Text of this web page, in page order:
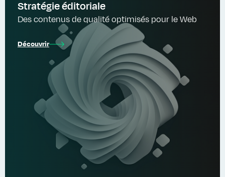
Stratégie éditoriale
Des contenus de qualité optimisés pour le Web
Découvrir